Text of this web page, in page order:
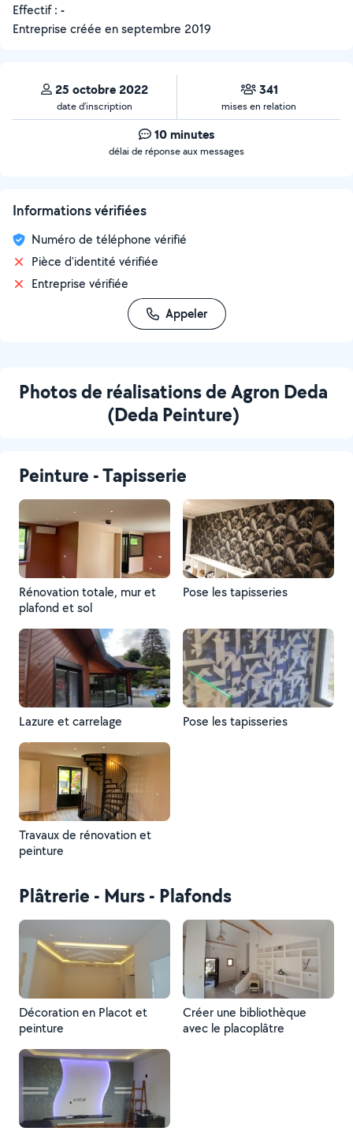
Effectif : -
Entreprise créée enseptembre 2019
25 octobre 2022
date d’inscription
341
mises en relation
10 minutes
délai de réponse aux messages
Informations vérifiées
Numéro de téléphone vérifié
Pièce d'identité vérifiée
Entreprise vérifiée
Appeler
Photos de réalisations de Agron Deda
(Deda Peinture)
Peinture - Tapisserie
Rénovation totale, mur et
plafond et sol
Pose les tapisseries
Lazure et carrelage Pose les tapisseries
Travaux de rénovation et
peinture
Plâtrerie - Murs - Plafonds
Décoration en Placot et
peinture
Créer une bibliothèque
avec le placoplâtre